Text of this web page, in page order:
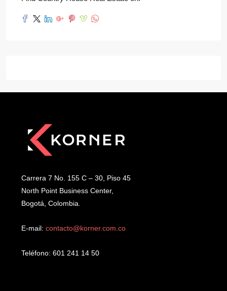
Carrera 7 No. 155 C – 30, Piso 45
North Point Business Center,
Bogotá, Colombia.
E-mail: contacto@korner.com.co
Teléfono: 601 241 14 50